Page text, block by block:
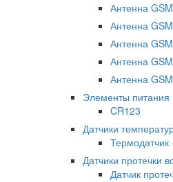
Антенна
Антенна
Антенна
Антенна
Антенна
Элементы питания
CR123
Датчики
Термодатчик
Датчики протечки
Датчик